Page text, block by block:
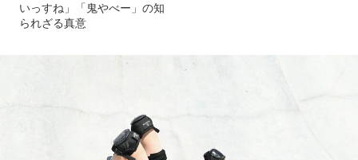
いっすね」「鬼やべー」の知
られざる真意